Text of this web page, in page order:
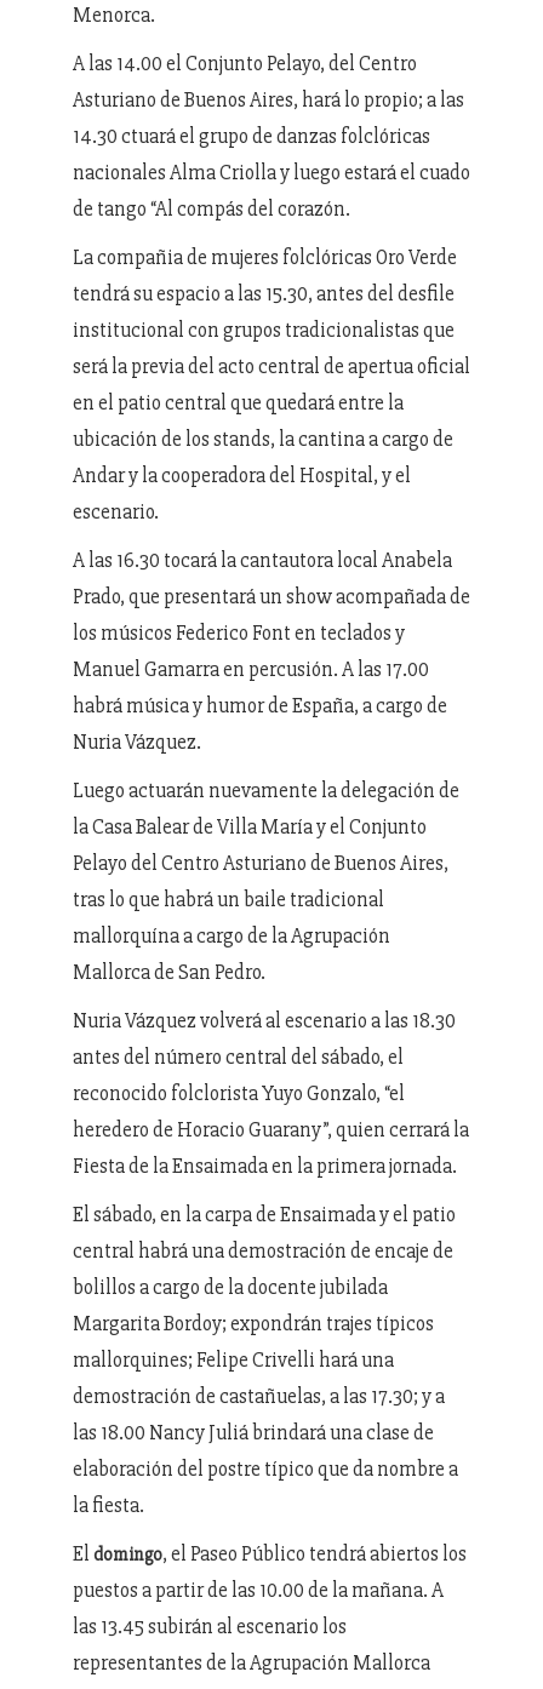
Menorca.
A las 14.00 el Conjunto Pelayo, del Centro
Asturiano de Buenos Aires, hará lo propio; a las
14.30 ctuará el grupo de danzas folclóricas
nacionales Alma Criolla y luego estará el cuado
de tango “Al compás del corazón.
La compañia de mujeres folclóricas Oro Verde
tendrá su espacio a las 15.30, antes del desfile
institucional con grupos tradicionalistas que
será la previa del acto central de apertua oficial
en el patio central que quedará entre la
ubicación de los stands, la cantina a cargo de
Andar y la cooperadora del Hospital, y el
escenario.
A las 16.30 tocará la cantautora local Anabela
Prado, que presentará un show acompañada de
los músicos Federico Font en teclados y
Manuel Gamarra en percusión. A las 17.00
habrá música y humor de España, a cargo de
Nuria Vázquez.
Luego actuarán nuevamente la delegación de
la Casa Balear de Villa María y el Conjunto
Pelayo del Centro Asturiano de Buenos Aires,
tras lo que habrá un baile tradicional
mallorquína a cargo de la Agrupación
Mallorca de San Pedro.
Nuria Vázquez volverá al escenario a las 18.30
antes del número central del sábado, el
reconocido folclorista Yuyo Gonzalo, “el
heredero de Horacio Guarany”, quien cerrará la
Fiesta de la Ensaimada en la primera jornada.
El sábado, en la carpa de Ensaimada y el patio
central habrá una demostración de encaje de
bolillos a cargo de la docente jubilada
Margarita Bordoy; expondrán trajes típicos
mallorquines; Felipe Crivelli hará una
demostración de castañuelas, a las 17.30; y a
las 18.00 Nancy Juliá brindará una clase de
elaboración del postre típico que da nombre a
la fiesta.
El domingo, el Paseo Público tendrá abiertos los
puestos a partir de las 10.00 de la mañana. A
las 13.45 subirán al escenario los
representantes de la Agrupación Mallorca